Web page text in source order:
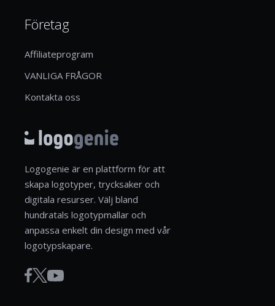
Företag
Affiliateprogram
VANLIGA FRÅGOR
Kontakta oss
Logogenie är en plattform för att
skapa logotyper, trycksaker och
digitala resurser. Välj bland
hundratals logotypmallar och
anpassa enkelt din design med vår
logotypskapare.